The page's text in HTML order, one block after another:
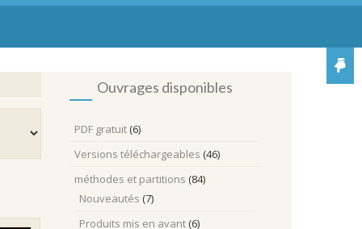
Ouvrages disponibles
PDF gratuit (6)
Versions téléchargeables (46)
méthodes et partitions (84)
Nouveautés (7)
Produits mis en avant (6)